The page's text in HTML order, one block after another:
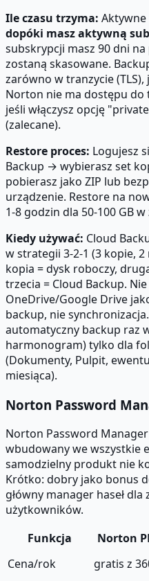
Ile czasu trzyma:
dopóki masz aktywną
subskrypcji masz 90 dni
zostaną skasowane.
zarówno w tranzycie
Norton nie ma dostępu do
jeśli włączysz opcję
(zalecane).
Restore proces: Logujesz
Backup → wybierasz set
pobierasz jako ZIP lub
urządzenie. Restore na
1-8 godzin dla 50-100 GB w
Kiedy używać: Cloud
w strategii 3-2-1 (3 kopie,
kopia = dysk roboczy,
trzecia = Cloud Backup.
OneDrive/Google Drive
backup, nie
automatyczny backup raz
harmonogram) tylko dla
(Dokumenty, Pulpit,
miesiąca).
Norton Password
Norton Password
wbudowany we wszystkie
samodzielny produkt nie
Krótko: dobry jako bonus
główny manager haseł
użytkowników.
Funkcja
Norton
Cena/rok
gratis z